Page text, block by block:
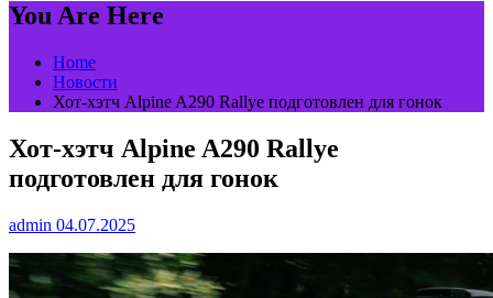
You Are Here
Home
Новости
Хот-хэтч Alpine A290 Rallye подготовлен для гонок
Хот-хэтч Alpine A290 Rallye
подготовлен для гонок
admin 04.07.2025